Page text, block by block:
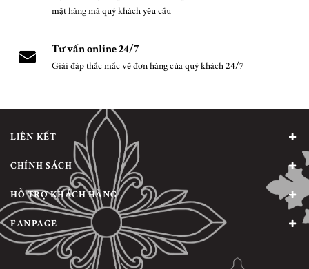
mặt hàng mà quý khách yêu cầu
Tư vấn online 24/7
Giải đáp thắc mắc về đơn hàng của quý khách 24/7
LIÊN KẾT
CHÍNH SÁCH
HỖ TRỢ KHÁCH HÀNG
FANPAGE